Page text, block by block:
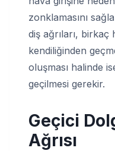
zonklamasını
diş ağrıları, birkaç
kendiliğinden
oluşması halinde
geçilmesi gerekir.
Geçici
Ağrısı